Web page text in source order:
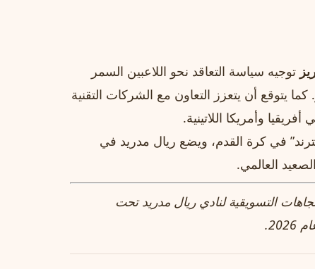
توجيه سياسة التعاقد نحو اللاعبين السمر
يتوقع أن يتعزز التعاون مع الشركات التقنية
وأمريكا اللاتينية.
في كرة القدم، ويضع ريال مدريد في
العالمي.
التسويقية لنادي ريال مدريد تحت